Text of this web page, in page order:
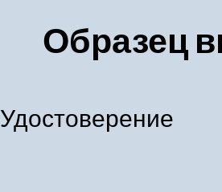
Образец
Удостоверение